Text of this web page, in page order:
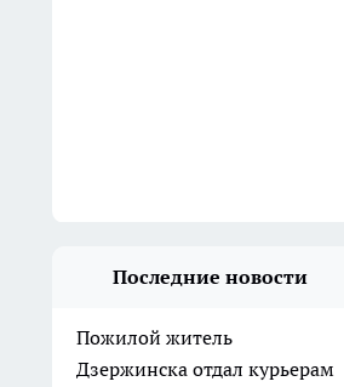
Последние новости
Пожилой житель
Дзержинска отдал курьерам